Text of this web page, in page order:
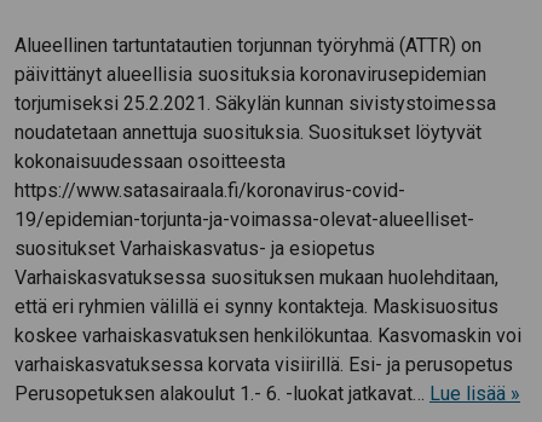
Alueellinen tartuntatautien torjunnan työryhmä (ATTR) on
päivittänyt alueellisia suosituksia koronavirusepidemian
torjumiseksi 25.2.2021. Säkylän kunnan sivistystoimessa
noudatetaan annettuja suosituksia. Suositukset löytyvät
kokonaisuudessaan osoitteesta
https://www.satasairaala.fi/koronavirus-covid-
19/epidemian-torjunta-ja-voimassa-olevat-alueelliset-
suositukset Varhaiskasvatus- ja esiopetus
Varhaiskasvatuksessa suosituksen mukaan huolehditaan,
että eri ryhmien välillä ei synny kontakteja. Maskisuositus
koskee varhaiskasvatuksen henkilökuntaa. Kasvomaskin voi
varhaiskasvatuksessa korvata visiirillä. Esi- ja perusopetus
Perusopetuksen alakoulut 1.- 6. -luokat jatkavat… Lue lisää »